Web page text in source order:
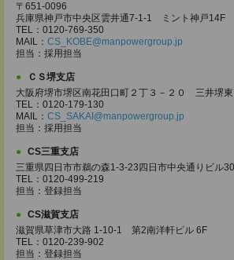
〒651-0096
兵庫県神戸市中央区雲井通7-1-1 ミント神戸14F
TEL：0120-769-350
MAIL： CS_KOBE@manpowergroup.jp
担当：採用担当
ＣＳ堺支店
大阪府堺市堺区南花田口町２丁３－２０ 三井堺
TEL：0120-179-130
MAIL： CS_SAKAI@manpowergroup.jp
担当：採用担当
CS三重支店
三重県四日市市鵜の森1-3-23四日市中央通りビル
TEL：0120-499-219
担当：登録担当
CS滋賀支店
滋賀県草津市大路 1-10-1 第2南洋軒ビル 6F
TEL：0120-239-902
担当：登録担当